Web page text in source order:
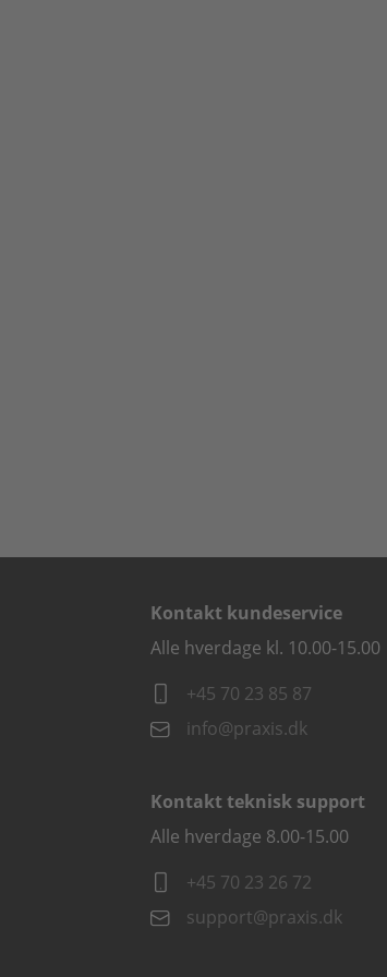
Kontakt kundeservice
Alle hverdage kl. 10.00-15.00
+45 70 23 85 87
info@praxis.dk
Kontakt teknisk support
Alle hverdage 8.00-15.00
+45 70 23 26 72
support@praxis.dk